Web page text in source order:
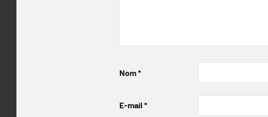
Nom*
E-mail *